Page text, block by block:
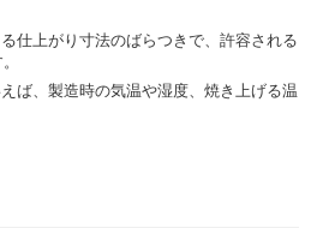
仕上がり寸法のばらつきで、許容される
ば、製造時の気温や湿度、焼き上げる温